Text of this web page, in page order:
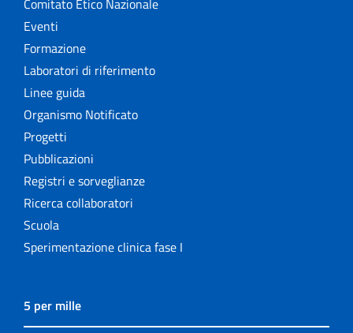
Comitato Etico Nazionale
Eventi
Formazione
Laboratori di riferimento
Linee guida
Organismo Notificato
Progetti
Pubblicazioni
Registri e sorveglianze
Ricerca collaboratori
Scuola
Sperimentazione clinica fase I
5 per mille